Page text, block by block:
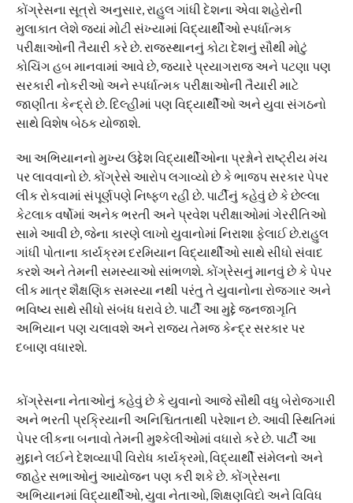
કોંગ્રેસના સૂત્રો અનુસાર, રાહુલ ગાંધી દેશના એવા શહેરોની
મુલાકાત લેશે જ્યાં મોટી સંખ્યામાં વિદ્યાર્થીઓ સ્પર્ધાત્મક
પરીક્ષાઓની તૈયારી કરે છે. રાજસ્થાનનું કોટા દેશનું સૌથી મોટું
કોચિંગ હબ માનવામાં આવે છે, જ્યારે પ્રયાગરાજ અને પટણા પણ
સરકારી નોકરીઓ અને સ્પર્ધાત્મક પરીક્ષાઓની તૈયારી માટે
જાણીતા કેન્દ્રો છે. દિલ્હીમાં પણ વિદ્યાર્થીઓ અને યુવા સંગઠનો
સાથે વિશેષ બેઠક યોજાશે.
આ અભિયાનનો મુખ્ય ઉદ્દેશ વિદ્યાર્થીઓના પ્રશ્નોને રાષ્ટ્રીય મંચ
પર લાવવાનો છે. કોંગ્રેસે આરોપ લગાવ્યો છે કે ભાજપ સરકાર પેપર
લીક રોકવામાં સંપૂર્ણપણે નિષ્ફળ રહી છે. પાર્ટીનું કહેવું છે કે છેલ્લા
કેટલાક વર્ષોમાં અનેક ભરતી અને પ્રવેશ પરીક્ષાઓમાં ગેરરીતિઓ
સામે આવી છે, જેના કારણે લાખો યુવાનોમાં નિરાશા ફેલાઈ છે.રાહુલ
ગાંધી પોતાના કાર્યક્રમ દરમિયાન વિદ્યાર્થીઓ સાથે સીધો સંવાદ
કરશે અને તેમની સમસ્યાઓ સાંભળશે. કોંગ્રેસનું માનવું છે કે પેપર
લીક માત્ર શૈક્ષણિક સમસ્યા નથી પરંતુ તે યુવાનોના રોજગાર અને
ભવિષ્ય સાથે સીધો સંબંધ ધરાવે છે. પાર્ટી આ મુદ્દે જનજાગૃતિ
અભિયાન પણ ચલાવશે અને રાજ્ય તેમજ કેન્દ્ર સરકાર પર
દબાણ વધારશે.
કોંગ્રેસના નેતાઓનું કહેવું છે કે યુવાનો આજે સૌથી વધુ બેરોજગારી
અને ભરતી પ્રક્રિયાની અનિશ્ચિતતાથી પરેશાન છે. આવી સ્થિતિમાં
પેપર લીકના બનાવો તેમની મુશ્કેલીઓમાં વધારો કરે છે. પાર્ટી આ
મુદ્દાને લઈને દેશવ્યાપી વિરોધ કાર્યક્રમો, વિદ્યાર્થી સંમેલનો અને
જાહેર સભાઓનું આયોજન પણ કરી શકે છે. કોંગ્રેસના
અભિયાનમાં વિદ્યાર્થીઓ, યુવા નેતાઓ, શિક્ષણવિદો અને વિવિધ